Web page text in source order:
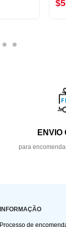
ENVIO
para
INFORMAÇÃO
Processo de